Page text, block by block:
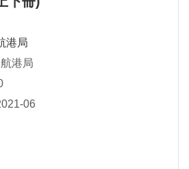
港局
港局
06